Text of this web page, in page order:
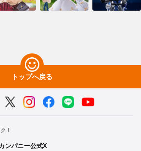
トップへ戻る
！
ンパニー公式X